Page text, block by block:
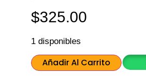
$325.00
1 disponibles
Añadir Al Carrito